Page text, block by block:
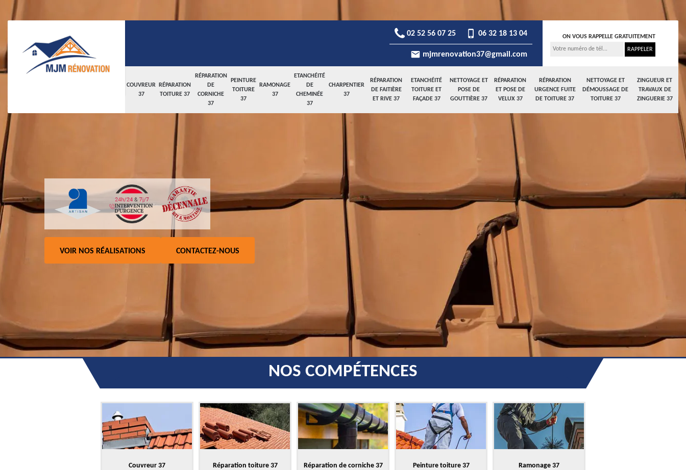
COUVREUR
37
RÉPARATION
TOITURE 37
RÉPARATION
DE
CORNICHE
37
PEINTURE
TOITURE
37
RAMONAGE
37
ETANCHÉITÉ
DE
CHEMINÉE
37
CHARPENTIER
37
RÉPARATION
DE FAITIÈRE
ET RIVE 37
ETANCHÉITÉ
TOITURE ET
FAÇADE 37
NETTOYAGE ET
POSE DE
GOUTTIÈRE 37
RÉPARATION
ET POSE DE
VELUX 37
RÉPARATION
URGENCE FUITE
DE TOITURE 37
NETTOYAGE ET
DÉMOUSSAGE DE
TOITURE 37
ZINGUEUR ET
TRAVAUX DE
ZINGUERIE 37
02 52 56 07 25 06 32 18 13 04
mjmrenovation37@gmail.com
ON VOUS RAPPELLE GRATUITEMENT
VOIR NOS RÉALISATIONS CONTACTEZ-NOUS
NOS COMPÉTENCES
Couvreur 37 Réparation toiture 37 Réparation de corniche 37 Peinture toiture 37 Ramonage 37